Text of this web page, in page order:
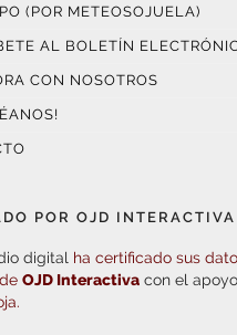
(POR METEOSOJUELA)
AL BOLETÍN
CON NOSOTROS
POR OJD INTERACTIVA
digital ha certificado sus
OJD Interactiva con el